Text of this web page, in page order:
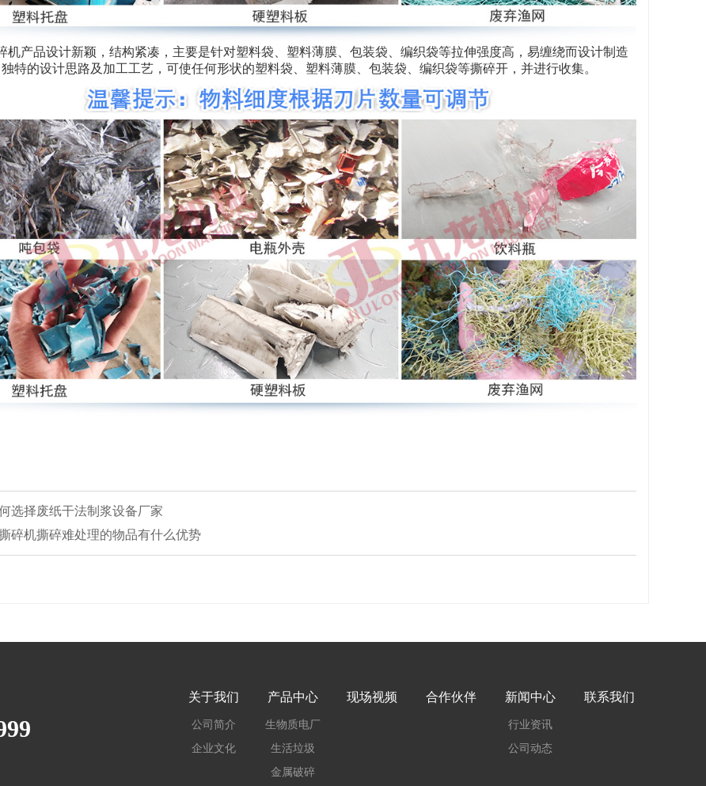
机产品设计新颖，结构紧凑，主要是针对塑料袋、塑料薄膜、包装袋、编织袋等拉伸强度高，易缠绕而设计制造
特的设计思路及加工工艺，可使任何形状的塑料袋、塑料薄膜、包装袋、编织袋等撕碎开，并进行收集。
选择废纸干法制浆设备厂家
碎机撕碎难处理的物品有什么优势
关于我们
公司简介
企业文化
产品中心
生物质电厂
生活垃圾
金属破碎
现场视频 合作伙伴 新闻中心
行业资讯
公司动态
联系我们